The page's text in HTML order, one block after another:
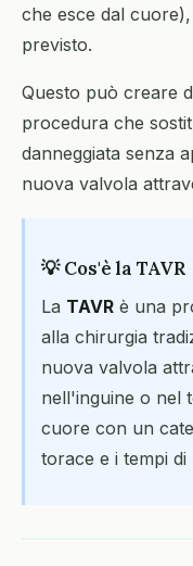
che esce dal
previsto.
Questo può creare
procedura che
danneggiata senza
nuova valvola
💡 Cos'è la TAVR
La TAVR è una
alla chirurgia
nuova valvola
nell'inguine o nel
cuore con un
torace e i tempi